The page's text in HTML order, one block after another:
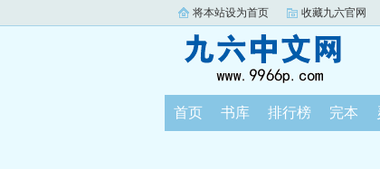
将本站设为首页 收藏九六官网
首页 书库 排行榜 完本